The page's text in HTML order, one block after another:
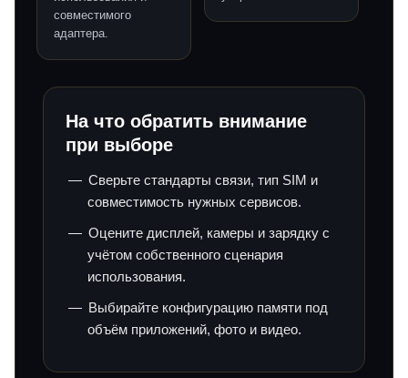
совместимого
адаптера.
На что обратить внимание
при выборе
Сверьте стандарты связи, тип SIM и
совместимость нужных сервисов.
Оцените дисплей, камеры и зарядку с
учётом собственного сценария
использования.
Выбирайте конфигурацию памяти под
объём приложений, фото и видео.